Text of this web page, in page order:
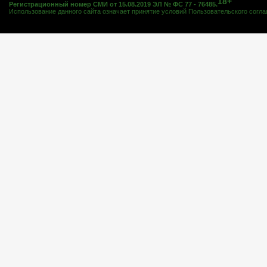
Регистрационный номер СМИ от 15.08.2019 ЭЛ № ФС 77 - 76485.
Использование данного сайта означает принятие условий Пользовательского